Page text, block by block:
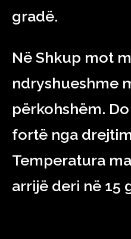
gradë.
Në Shkup mot
ndryshueshme
përkohshëm.
fortë nga
Temperatura
arrijë deri në 15